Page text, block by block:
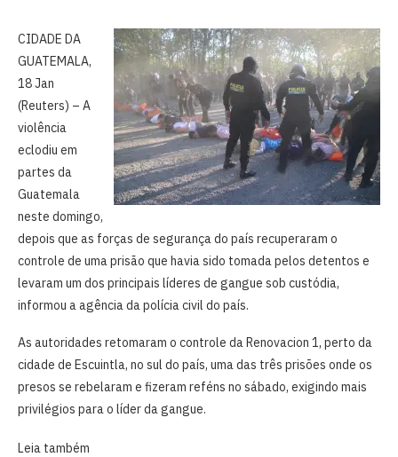
CIDADE ‍DA
GUATEMALA,
⁠18 Jan
(Reuters) – A
violência
eclodiu em
‍partes da
Guatemala
neste domingo,
depois que as forças ‌de segurança do país recuperaram o
controle de uma prisão que havia sido tomada pelos detentos e
levaram ‌um dos principais ‌líderes de gangue sob custódia,
informou a agência da polícia civil do país.
As autoridades retomaram o controle ‌da Renovacion 1, perto da
cidade de Escuintla, ​no sul do país, uma das três prisões onde os
presos se rebelaram e fizeram reféns no sábado, exigindo mais
privilégios para o líder da gangue.
Leia também